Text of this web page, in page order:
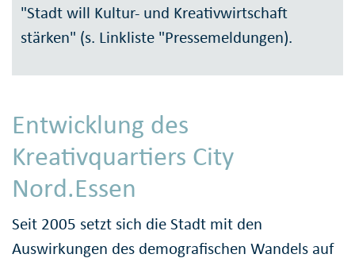
"Stadt will Kultur- und Kreativwirtschaft
stärken" (s. Linkliste "Pressemeldungen).
Entwicklung des
Kreativquartiers City
Nord.Essen
Seit 2005 setzt sich die Stadt mit den
Auswirkungen des demografischen Wandels auf